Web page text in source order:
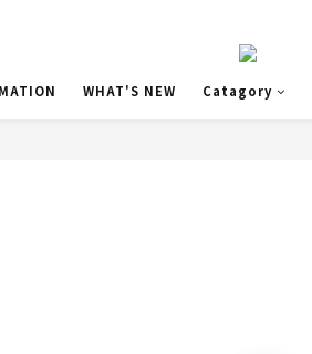
WHAT'S NEW Catagory